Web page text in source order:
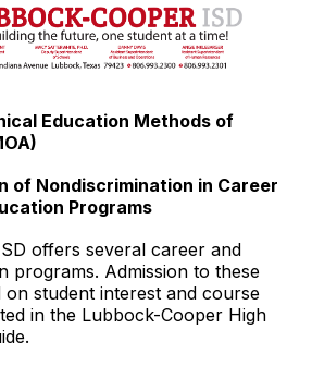
Education Methods of
of Nondiscrimination in Career
Programs
offers several career and
programs. Admission to these
on student interest and course
in the Lubbock-Cooper High